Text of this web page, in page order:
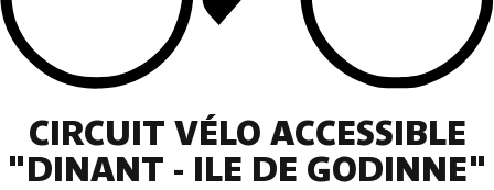
CIRCUIT VÉLO ACCESSIBLE
"DINANT - ILE DE GODINNE"